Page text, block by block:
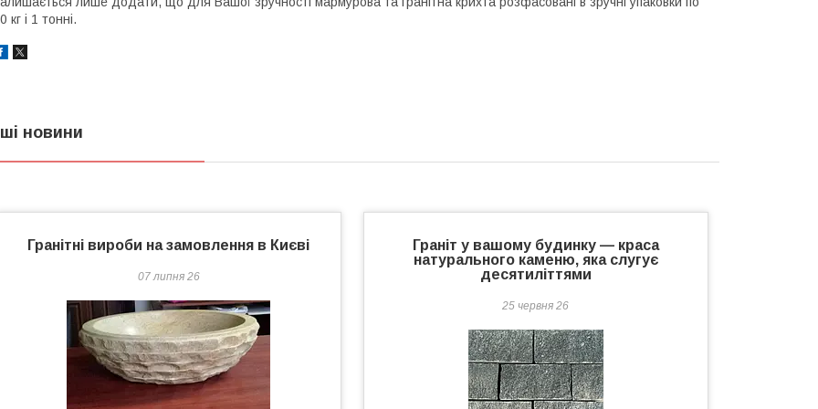
кг і 1 тонні.
новини
Гранітні вироби на замовлення в Києві
07 липня 26
Граніт у вашому будинку — краса
натурального каменю, яка слугує
десятиліттями
25 червня 26